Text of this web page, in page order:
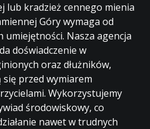
lub kradzież cennego mienia
Góry wymaga od
umiejętności. Nasza agencja
doświadczenie w
oraz dłużników,
przed wymiarem
Wykorzystujemy
środowiskowy, co
nawet w trudnych